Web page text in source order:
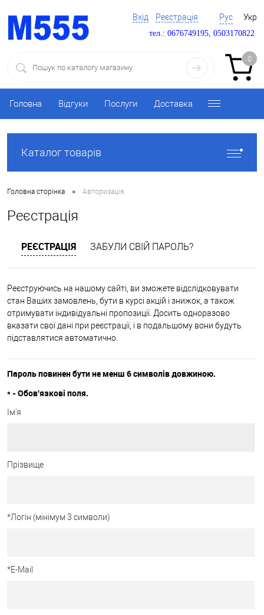
Вхід Реєстрація Рус Укр
тел.: 0676749195, 0503170822
0
Головна Відгуки Послуги Доставка
Каталог товарів
Головна сторінка • Авторизація
Реєстрація
РЕЄСТРАЦІЯ ЗАБУЛИ СВІЙ ПАРОЛЬ?
Реєструючись на нашому сайті, ви зможете відслідковувати
стан Ваших замовлень, бути в курсі акцій і знижок, а також
отримувати індивідуальні пропозиції. Досить одноразово
вказати свої дані при реєстрації, і в подальшому вони будуть
підставлятися автоматично.
Пароль повинен бути не менш 6 символів довжиною.
* - Обов'язкові поля.
Ім'я
Прізвище
*Логін (мінімум 3 символи)
*E-Mail